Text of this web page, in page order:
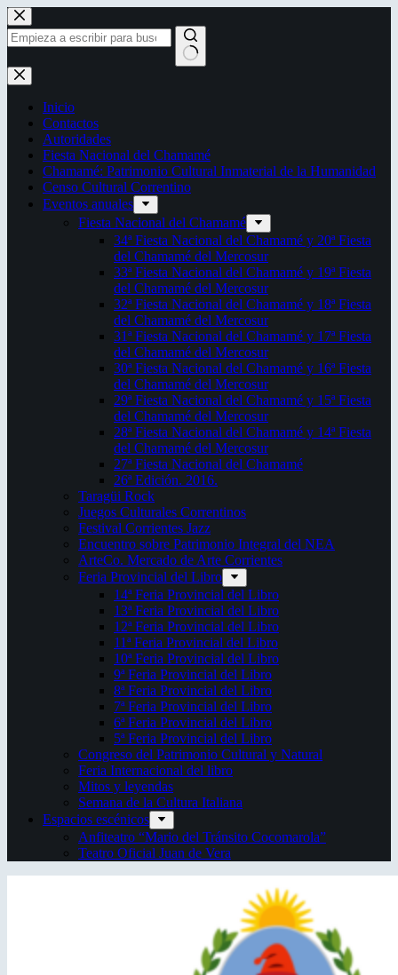
Saltar
al
contenido
Sin
resultados
Inicio
Contactos
Autoridades
Fiesta Nacional del Chamamé
Chamamé: Patrimonio Cultural Inmaterial de la Humanidad
Censo Cultural Correntino
Eventos anuales
Fiesta Nacional del Chamamé
34ª Fiesta Nacional del Chamamé y 20ª Fiesta
del Chamamé del Mercosur
33ª Fiesta Nacional del Chamamé y 19ª Fiesta
del Chamamé del Mercosur
32ª Fiesta Nacional del Chamamé y 18ª Fiesta
del Chamamé del Mercosur
31ª Fiesta Nacional del Chamamé y 17ª Fiesta
del Chamamé del Mercosur
30ª Fiesta Nacional del Chamamé y 16ª Fiesta
del Chamamé del Mercosur
29ª Fiesta Nacional del Chamamé y 15ª Fiesta
del Chamamé del Mercosur
28ª Fiesta Nacional del Chamamé y 14ª Fiesta
del Chamamé del Mercosur
27ª Fiesta Nacional del Chamamé
26ª Edición. 2016.
Taragüi Rock
Juegos Culturales Correntinos
Festival Corrientes Jazz
Encuentro sobre Patrimonio Integral del NEA
ArteCo. Mercado de Arte Corrientes
Feria Provincial del Libro
14ª Feria Provincial del Libro
13ª Feria Provincial del Libro
12ª Feria Provincial del Libro
11ª Feria Provincial del Libro
10ª Feria Provincial del Libro
9ª Feria Provincial del Libro
8ª Feria Provincial del Libro
7ª Feria Provincial del Libro
6ª Feria Provincial del Libro
5ª Feria Provincial del Libro
Congreso del Patrimonio Cultural y Natural
Feria Internacional del libro
Mitos y leyendas
Semana de la Cultura Italiana
Espacios escénicos
Anfiteatro “Mario del Tránsito Cocomarola”
Teatro Oficial Juan de Vera